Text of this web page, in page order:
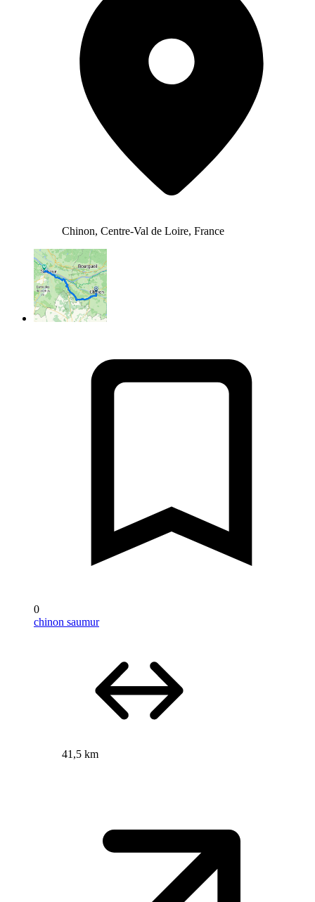
Chinon, Centre-Val de Loire, France
0
chinon saumur
41,5 km